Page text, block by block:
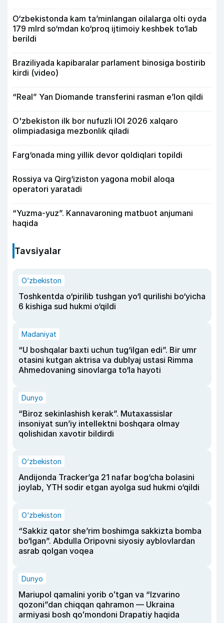
O‘zbekistonda kam ta’minlangan oilalarga olti oyda
179 mlrd so‘mdan ko‘proq ijtimoiy keshbek to‘lab
berildi
Braziliyada kapibaralar parlament binosiga bostirib
kirdi (video)
“Real” Yan Diomande transferini rasman e’lon qildi
O'zbekiston ilk bor nufuzli IOI 2026 xalqaro
olimpiadasiga mezbonlik qiladi
Farg‘onada ming yillik devor qoldiqlari topildi
Rossiya va Qirg‘iziston yagona mobil aloqa
operatori yaratadi
“Yuzma-yuz”. Kannavaroning matbuot anjumani
haqida
Tavsiyalar
O‘zbekiston
Toshkentda o‘pirilib tushgan yo‘l qurilishi bo‘yicha
6 kishiga sud hukmi o‘qildi
Madaniyat
“U boshqalar baxti uchun tug‘ilgan edi”. Bir umr
otasini kutgan aktrisa va dublyaj ustasi Rimma
Ahmedovaning sinovlarga to‘la hayoti
Dunyo
“Biroz sekinlashish kerak”. Mutaxassislar
insoniyat sun’iy intellektni boshqara olmay
qolishidan xavotir bildirdi
O‘zbekiston
Andijonda Tracker’ga 21 nafar bog‘cha bolasini
joylab, YTH sodir etgan ayolga sud hukmi o‘qildi
O‘zbekiston
“Sakkiz qator she’rim boshimga sakkizta bomba
bo‘lgan”. Abdulla Oripovni siyosiy ayblovlardan
asrab qolgan voqea
Dunyo
Mariupol qamalini yorib oʻtgan va “Izvarino
qozoni”dan chiqqan qahramon — Ukraina
armiyasi bosh qoʻmondoni Drapatiy haqida